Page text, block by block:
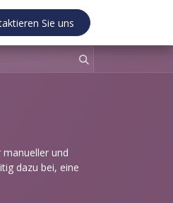
Sie uns
und
dazu bei, eine